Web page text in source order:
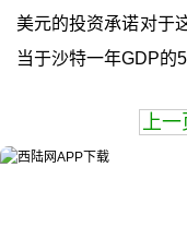
美元的投资承诺对于
当于沙特一年GDP的
上